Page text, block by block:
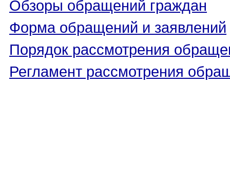
Форма обращений и заявлений
Порядок рассмотрения
Регламент рассмотрения